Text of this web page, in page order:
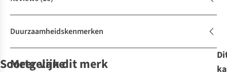
Duurzaamheidskenmerken
Soortgelijke
Meer van dit merk